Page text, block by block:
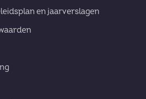
en jaarverslagen